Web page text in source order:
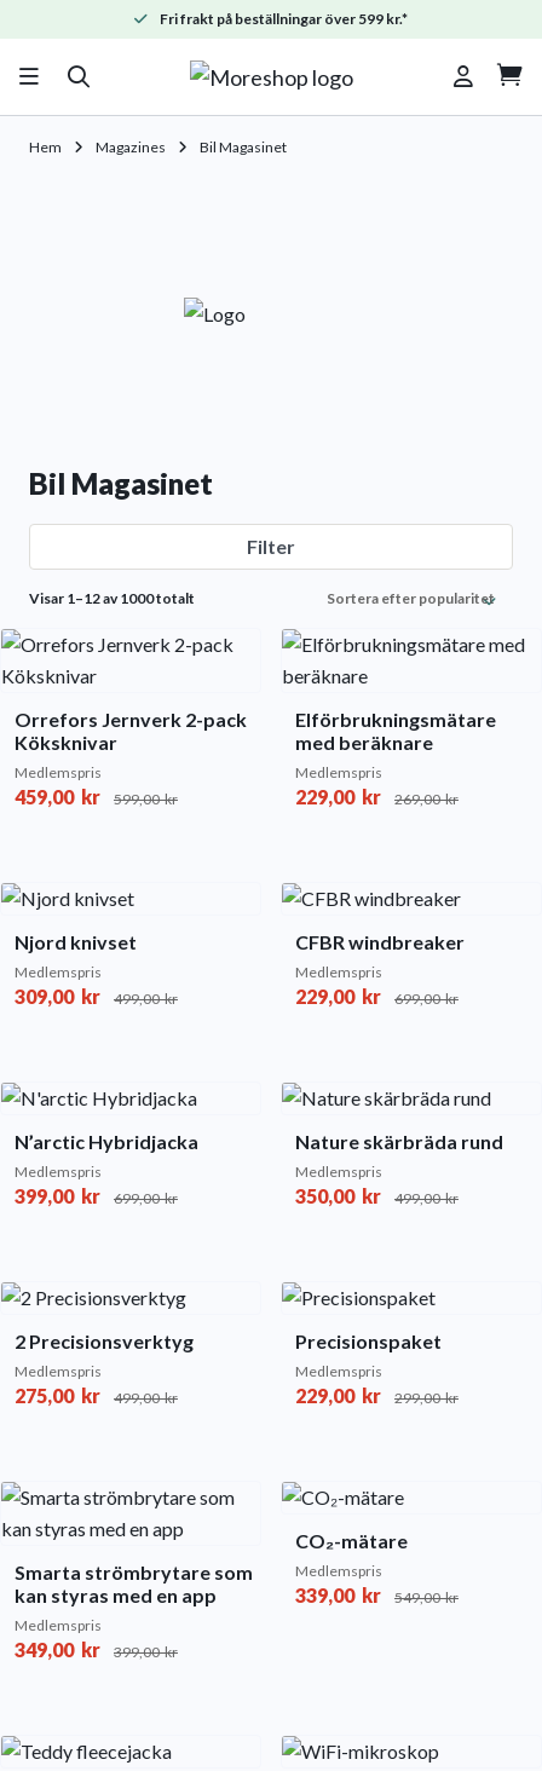
Fri frakt på beställningar över 599 kr.*

Hem Magazines Bil Magasinet
Bil Magasinet
Filter
Visar 1–12 av 1000 totalt
popularity
Orrefors Jernverk 2-pack
Köksknivar
Medlemspris
459,00 kr 599,00kr
Elförbrukningsmätare
med beräknare
Medlemspris
229,00 kr 269,00kr
Njord knivset
Medlemspris
309,00 kr 499,00kr
CFBR windbreaker
Medlemspris
229,00 kr 699,00kr
N’arctic Hybridjacka
Medlemspris
399,00 kr 699,00kr
Nature skärbräda rund
Medlemspris
350,00 kr 499,00kr
2 Precisionsverktyg
Medlemspris
275,00 kr 499,00kr
Precisionspaket
Medlemspris
229,00 kr 299,00kr
Smarta strömbrytare som
kan styras med en app
Medlemspris
349,00 kr 399,00kr
CO₂-mätare
Medlemspris
339,00 kr 549,00kr